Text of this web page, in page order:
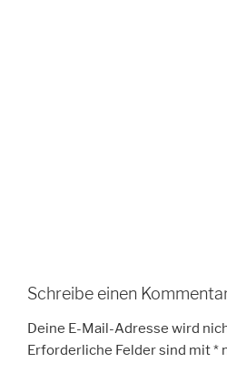
Schreibe einen
Deine E-Mail-Adresse wird
Erforderliche Felder sind mit*